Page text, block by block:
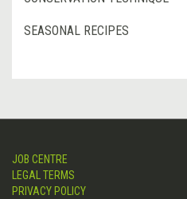
SEASONAL RECIPES
JOB CENTRE
LEGAL TERMS
PRIVACY POLICY